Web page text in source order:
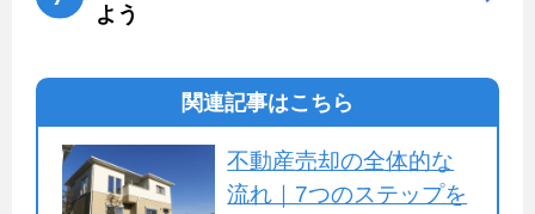
よう
関連記事はこちら
不動産売却の全体的な
流れ｜7つのステップを